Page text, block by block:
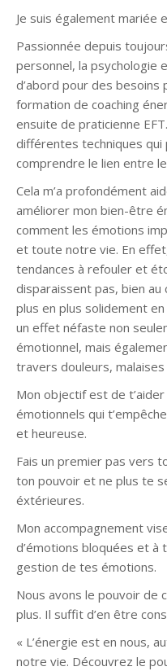
Je suis également mariée
Passionnée depuis
personnel, la psychologie
d’abord pour des besoins
formation de coaching
ensuite de praticienne
différentes techniques qui
comprendre le lien entre
Cela m’a profondément
améliorer mon bien-être
comment les émotions
et toute notre vie. En
tendances à refouler et
disparaissent pas, bien au
plus en plus solidement
un effet néfaste non
émotionnel, mais
travers douleurs,
Mon objectif est de
émotionnels qui
et heureuse.
Fais un premier pas vers
ton pouvoir et ne plus te
éxtérieures.
Mon accompagnement
d’émotions bloquées et à
gestion de tes émotions.
Nous avons le pouvoir de
plus. Il suffit d’en être
« L’énergie est en nous,
notre vie. Découvrez le